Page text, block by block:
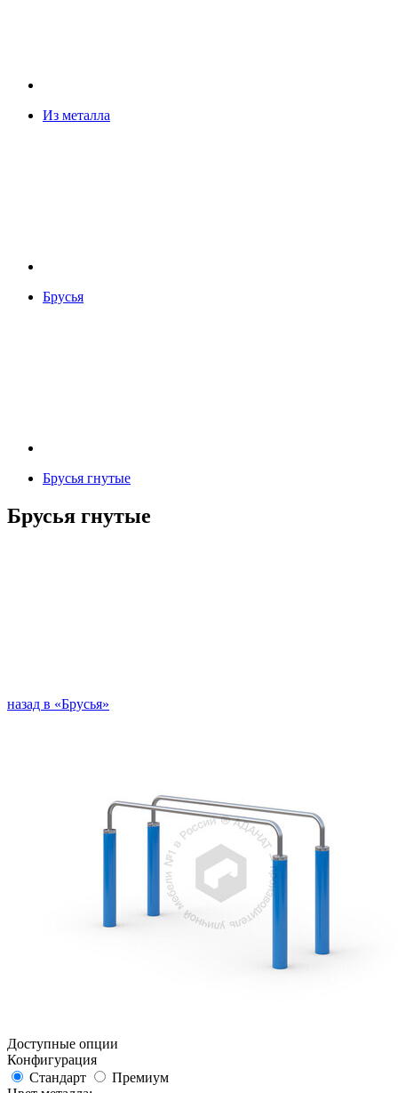
Из металла
Брусья
Брусья гнутые
Брусья гнутые
назад в «Брусья»
Доступные опции
Конфигурация
Стандарт
Премиум